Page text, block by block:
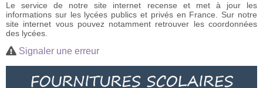
Le service de notre site internet recense et met à jour les
informations sur les lycées publics et privés en France. Sur notre
site internet vous pouvez notamment retrouver les coordonnées
des lycées.
Signaler une erreur